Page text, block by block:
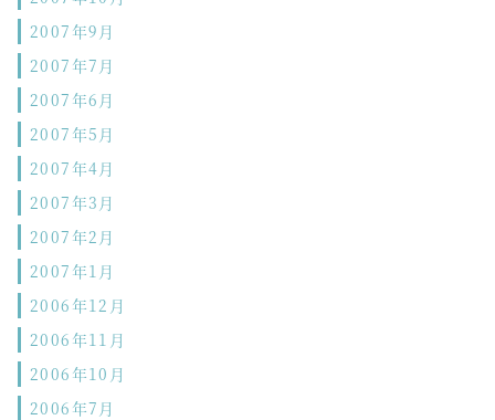
2007年9月
2007年7月
2007年6月
2007年5月
2007年4月
2007年3月
2007年2月
2007年1月
2006年12月
2006年11月
2006年10月
2006年7月